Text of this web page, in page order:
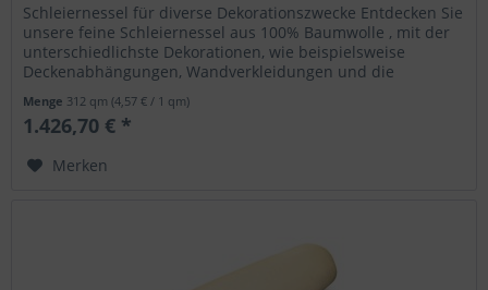
Schleiernessel für diverse Dekorationszwecke Entdecken Sie
unsere feine Schleiernessel aus 100% Baumwolle , mit der
unterschiedlichste Dekorationen, wie beispielsweise
Deckenabhängungen, Wandverkleidungen und die
Menge 312 qm(4,57 € / 1 qm)
1.426,70 € *
Merken